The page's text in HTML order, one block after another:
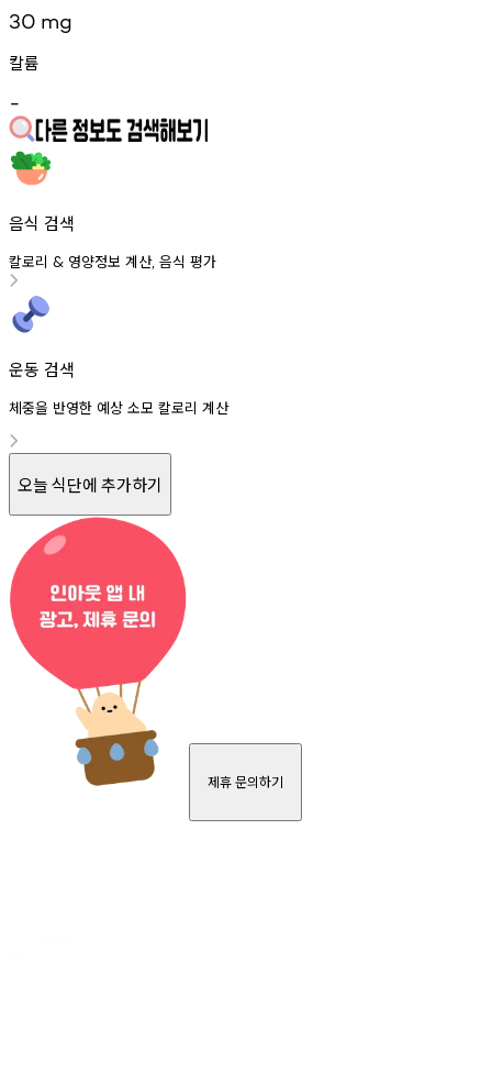
30 mg
칼륨
-
음식 검색
칼로리 & 영양정보 계산, 음식 평가
운동 검색
체중을 반영한 예상 소모 칼로리 계산
오늘 식단에 추가하기
제휴 문의하기